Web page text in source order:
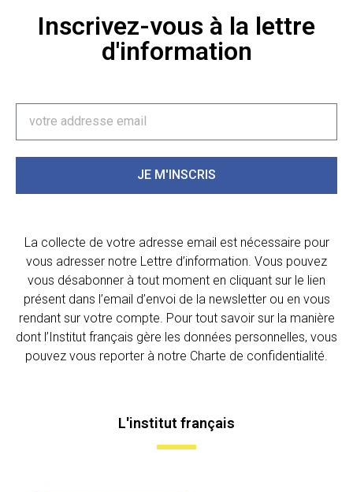
Inscrivez-vous à la lettre
d'information
JE M'INSCRIS
La collecte de votre adresse email est nécessaire pour
vous adresser notre Lettre d’information. Vous pouvez
vous désabonner à tout moment en cliquant sur le lien
présent dans l’email d’envoi de la newsletter ou en vous
rendant sur votre compte. Pour tout savoir sur la manière
dont l’Institut français gère les données personnelles, vous
pouvez vous reporter à notre Charte de confidentialité.
L'institut français